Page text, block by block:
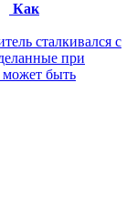
Как
сталкивался с
при
быть